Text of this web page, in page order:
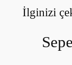
İlginizi